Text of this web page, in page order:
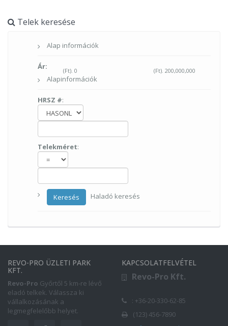
Telek keresése
Alap információk
Ár: (Ft). 0 (Ft).200,000,000
Alapinformációk
HRSZ #:
Telekméret:
Keresés Haladó keresés
REVO-PRO ÜZLETI PARK
KFT.
Revo-Pro Győrtől 5 km-re lévő
eladó telkek. Válassza ki
vállalkozásának a
legmegfelelőbb helyet.
KAPCSOLATFELVÉTEL
Revo-Pro Kft.
: +36-20-330-62-85
(123) 456-7890